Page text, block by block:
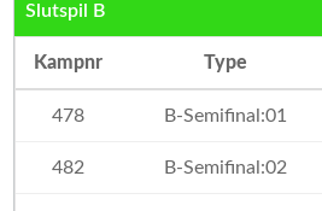
Slutspil B
Kampnr Type
478 B-Semifinal:01
482 B-Semifinal:02